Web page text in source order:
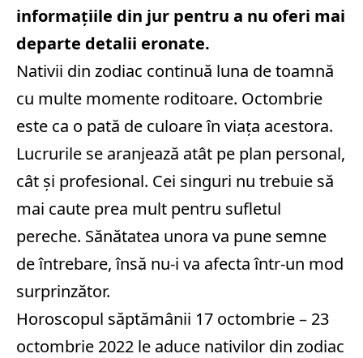
informațiile din jur pentru a nu oferi mai
departe detalii eronate.
Nativii din zodiac continuă luna de toamnă
cu multe momente roditoare. Octombrie
este ca o pată de culoare în viața acestora.
Lucrurile se aranjează atât pe plan personal,
cât și profesional. Cei singuri nu trebuie să
mai caute prea mult pentru sufletul
pereche. Sănătatea unora va pune semne
de întrebare, însă nu-i va afecta într-un mod
surprinzător.
Horoscopul săptămânii 17 octombrie – 23
octombrie 2022 le aduce nativilor din zodiac